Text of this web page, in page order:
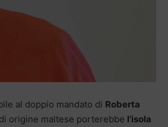
al doppio mandato di Roberta
origine maltese porterebbe l’isola